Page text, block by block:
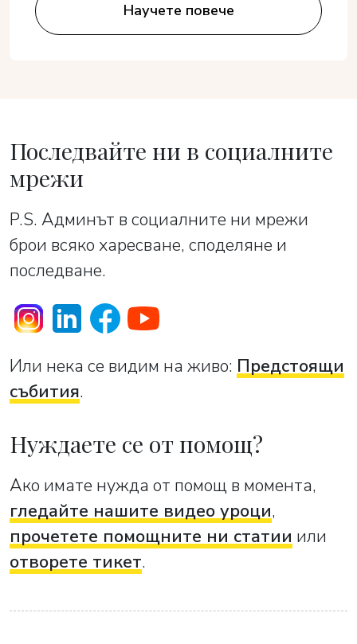
Научете повече
Последвайте ни в социалните
мрежи
P.S. Админът в социалните ни мрежи
брои всяко харесване, споделяне и
последване.
Или нека се видим на живо: Предстоящи
събития.
Нуждаете се от помощ?
Ако имате нужда от помощ в момента,
гледайте нашите видео уроци,
прочетете помощните ни статии или
отворете тикет.